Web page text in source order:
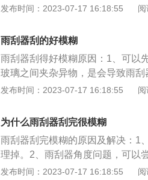
雨刮器。雨刮器是安装在风窗上
刮器是否能正常工作；3、玻璃上
露天停车时应将雨刮器竖起来；6
发布时间：2023-07-17 16:18:55
雨刮器刮的好模糊
雨刮器刮得好模糊原因：1、可以
玻璃之间夹杂异物，是会导致雨
2、其次就是雨刮器角度的问题，
的距离；3、雨刮器的老化程度已
毕竟每个物品都有它自己的使用
暴晒下会导致雨刮器的橡胶硬化
要及时进行更换；4、当然也有可
上出现油膜了，油膜在遇水的情况
发布时间：2023-07-17 16:18:55
为什么雨刮器刮完很模糊
雨刮器刮完模糊的原因及解决：1
理掉。2、雨刮器角度问题，可以
时进行更换。4、汽车长期日晒雨
发布时间：2023-07-17 16:18:55